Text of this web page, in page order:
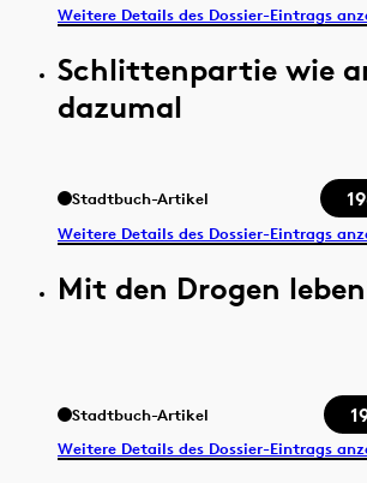
Weitere Details des Dossier-Eintrags
Schlittenpartie wie
dazumal
Stadtbuch-Artikel
Weitere Details des Dossier-Eintrags
Mit den Drogen
Stadtbuch-Artikel
Weitere Details des Dossier-Eintrags